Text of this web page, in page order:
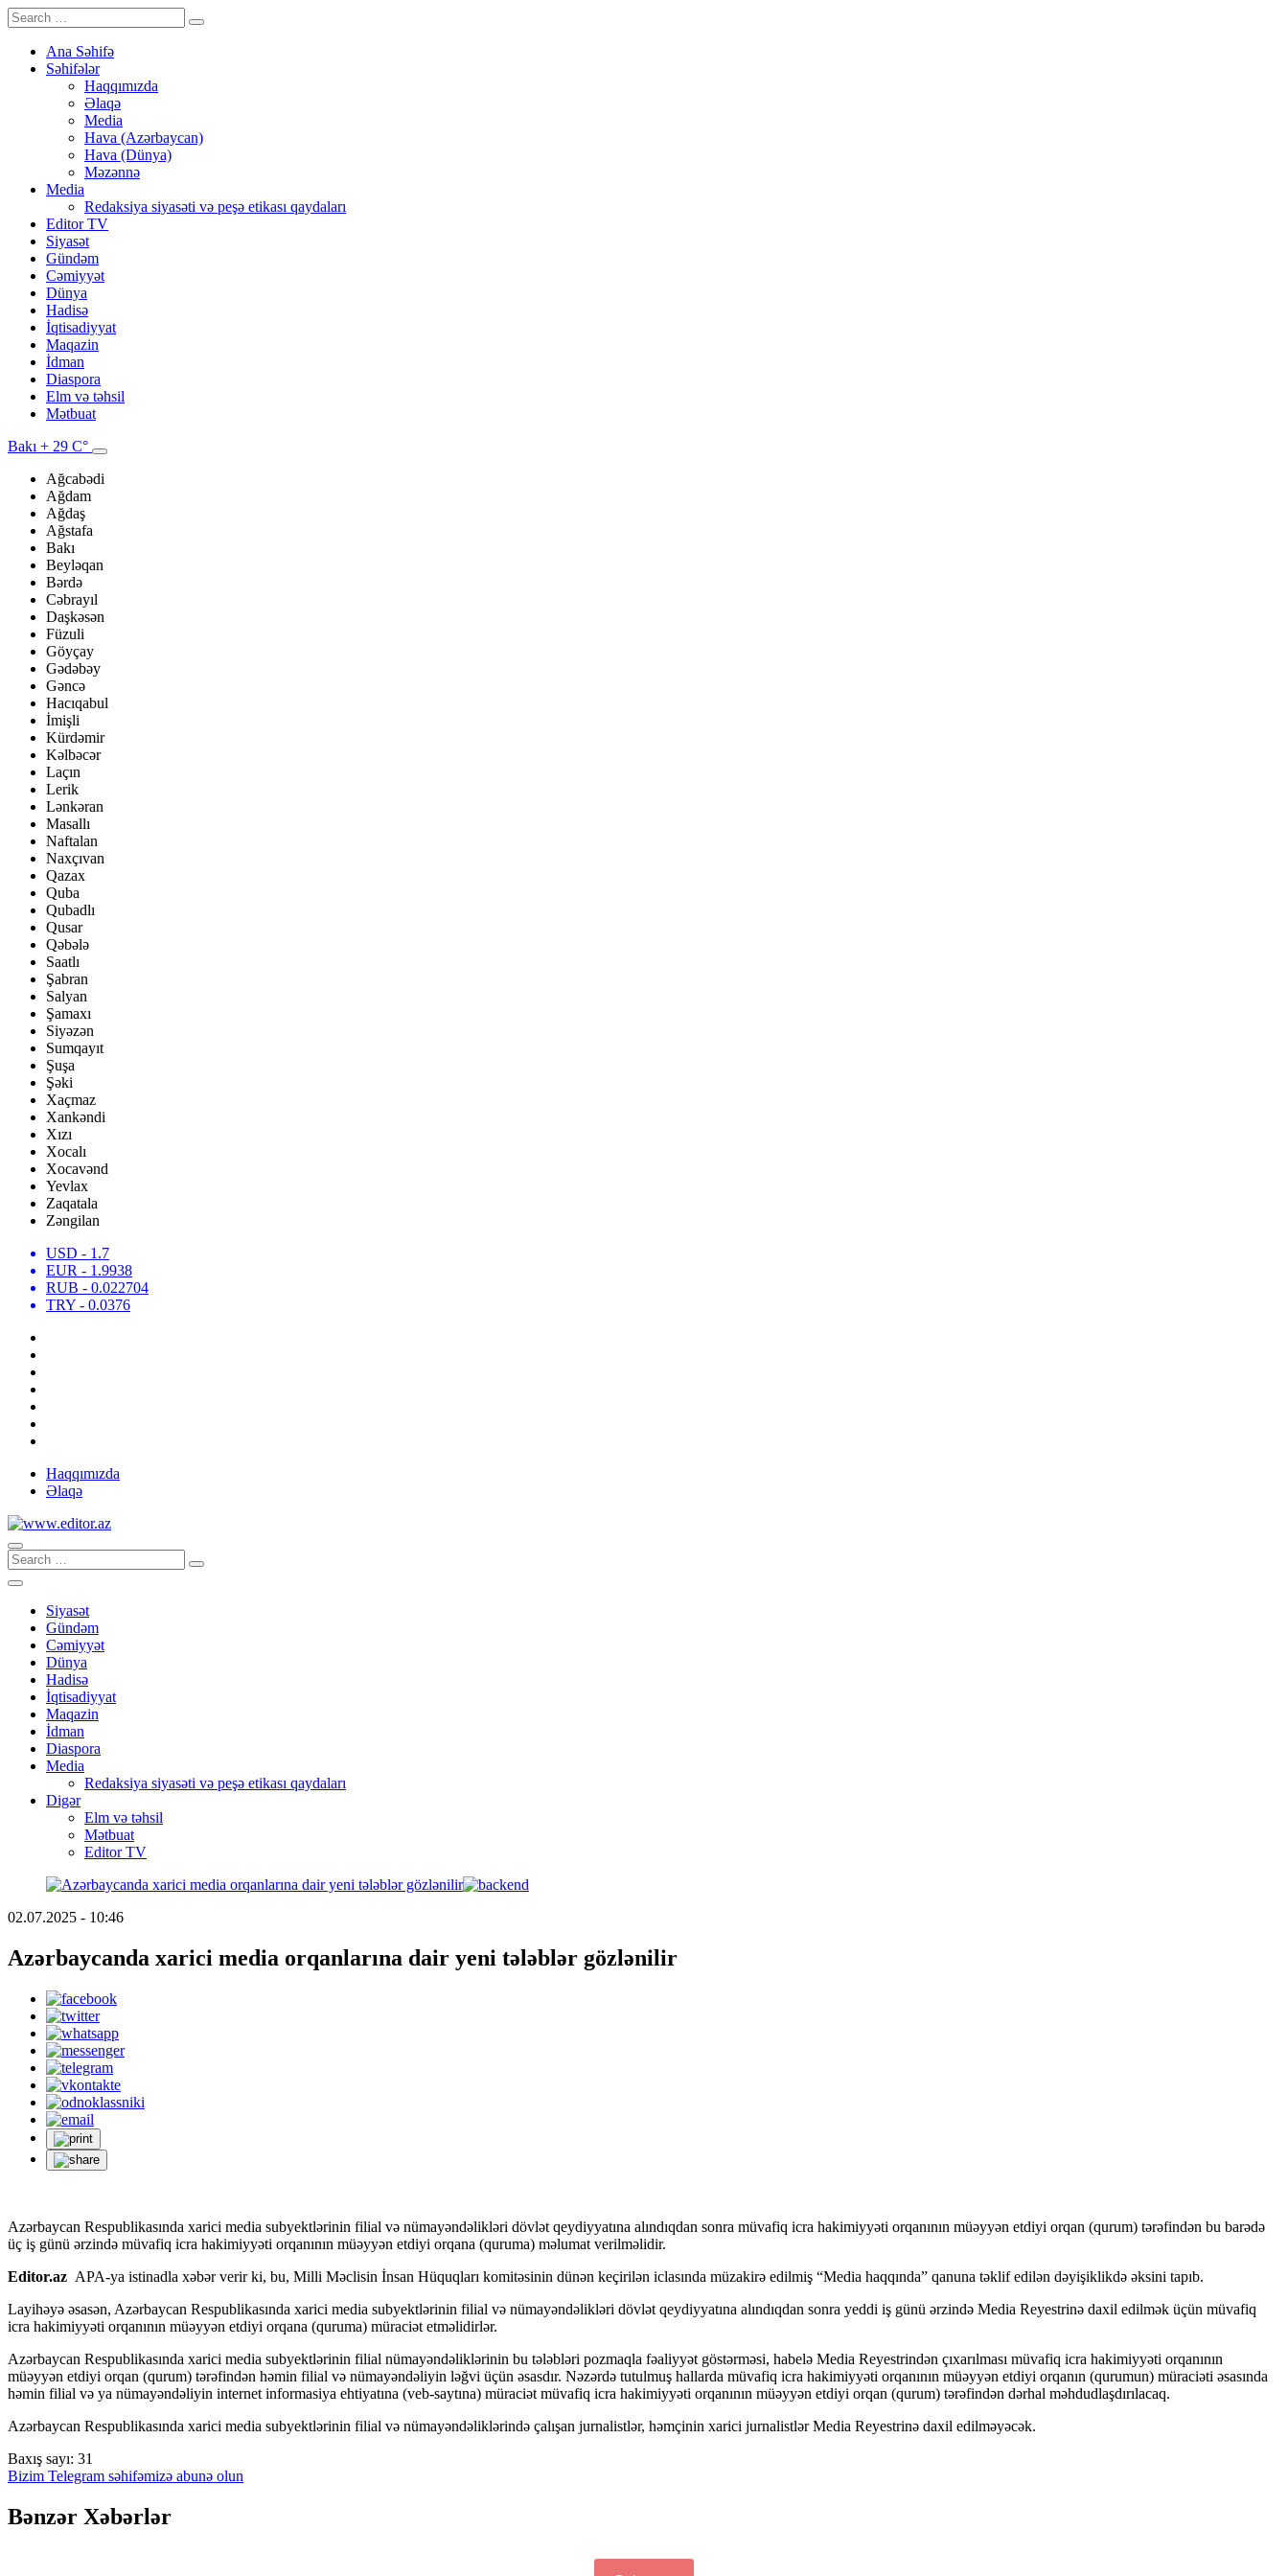
Ana Səhifə
Səhifələr
Haqqımızda
Əlaqə
Media
Hava (Azərbaycan)
Hava (Dünya)
Məzənnə
Media
Redaksiya siyasəti və peşə etikası qaydaları
Editor TV
Siyasət
Gündəm
Cəmiyyət
Dünya
Hadisə
İqtisadiyyat
Maqazin
İdman
Diaspora
Elm və təhsil
Mətbuat
Bakı + 29 C°
Ağcabədi
Ağdam
Ağdaş
Ağstafa
Bakı
Beyləqan
Bərdə
Cəbrayıl
Daşkəsən
Füzuli
Göyçay
Gədəbəy
Gəncə
Hacıqabul
İmişli
Kürdəmir
Kəlbəcər
Laçın
Lerik
Lənkəran
Masallı
Naftalan
Naxçıvan
Qazax
Quba
Qubadlı
Qusar
Qəbələ
Saatlı
Şabran
Salyan
Şamaxı
Siyəzən
Sumqayıt
Şuşa
Şəki
Xaçmaz
Xankəndi
Xızı
Xocalı
Xocavənd
Yevlax
Zaqatala
Zəngilan
USD - 1.7
EUR - 1.9938
RUB - 0.022704
TRY - 0.0376
Haqqımızda
Əlaqə
Siyasət
Gündəm
Cəmiyyət
Dünya
Hadisə
İqtisadiyyat
Maqazin
İdman
Diaspora
Media
Redaksiya siyasəti və peşə etikası qaydaları
Digər
Elm və təhsil
Mətbuat
Editor TV
02.07.2025 - 10:46
Azərbaycanda xarici media orqanlarına dair yeni tələblər gözlənilir
Azərbaycan Respublikasında xarici media subyektlərinin filial və nümayəndəlikləri dövlət qeydiyyatına alındıqdan sonra müvafiq icra hakimiyyəti orqanının müəyyən etdiyi orqan (qurum) tərəfindən bu barədə
üç iş günü ərzində müvafiq icra hakimiyyəti orqanının müəyyən etdiyi orqana (quruma) məlumat verilməlidir.
Editor.az APA-ya istinadla xəbər verir ki, bu, Milli Məclisin İnsan Hüquqları komitəsinin dünən keçirilən iclasında müzakirə edilmiş “Media haqqında” qanuna təklif edilən dəyişiklikdə əksini tapıb.
Layihəyə əsasən, Azərbaycan Respublikasında xarici media subyektlərinin filial və nümayəndəlikləri dövlət qeydiyyatına alındıqdan sonra yeddi iş günü ərzində Media Reyestrinə daxil edilmək üçün müvafiq
icra hakimiyyəti orqanının müəyyən etdiyi orqana (quruma) müraciət etməlidirlər.
Azərbaycan Respublikasında xarici media subyektlərinin filial nümayəndəliklərinin bu tələbləri pozmaqla fəaliyyət göstərməsi, habelə Media Reyestrindən çıxarılması müvafiq icra hakimiyyəti orqanının
müəyyən etdiyi orqan (qurum) tərəfindən həmin filial və nümayəndəliyin ləğvi üçün əsasdır. Nəzərdə tutulmuş hallarda müvafiq icra hakimiyyəti orqanının müəyyən etdiyi orqanın (qurumun) müraciəti əsasında
həmin filial və ya nümayəndəliyin internet informasiya ehtiyatına (veb-saytına) müraciət müvafiq icra hakimiyyəti orqanının müəyyən etdiyi orqan (qurum) tərəfindən dərhal məhdudlaşdırılacaq.
Azərbaycan Respublikasında xarici media subyektlərinin filial və nümayəndəliklərində çalışan jurnalistlər, həmçinin xarici jurnalistlər Media Reyestrinə daxil edilməyəcək.
Baxış sayı: 31
Bizim Telegram səhifəmizə abunə olun
Bənzər Xəbərlər